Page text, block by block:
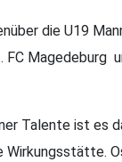
die U19
FC Magedeburg
Talente ist es
Wirkungsstätte.